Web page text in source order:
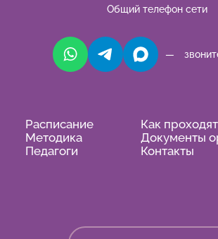
Общий телефон сети
—
Расписание
Методика
Педагоги
Как
Документы
Контакты